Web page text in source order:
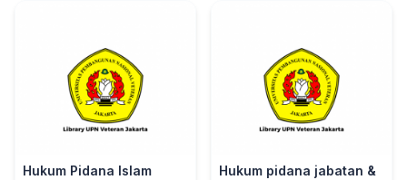
Hukum Pidana Islam
Hukum pidana jabatan &